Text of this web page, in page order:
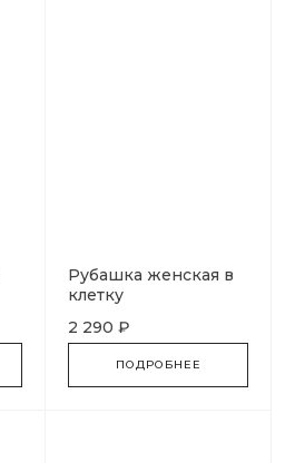
Рубашка женская в
клетку
2 290 ₽
ПОДРОБНЕЕ